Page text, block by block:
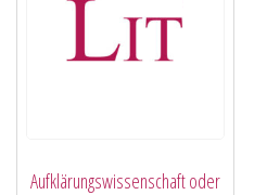
Aufklärungswissenschaft oder